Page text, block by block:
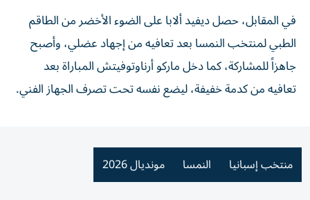
في المقابل، حصل ديفيد ألابا على الضوء الأخضر من الطاقم
الطبي لمنتخب النمسا بعد تعافيه من إجهاد عضلي، وأصبح
جاهزاً للمشاركة، كما دخل ماركو أرناوتوفيتش المباراة بعد
تعافيه من كدمة خفيفة، ليضع نفسه تحت تصرف الجهاز الفني.
منتخب إسبانيا النمسا مونديال 2026